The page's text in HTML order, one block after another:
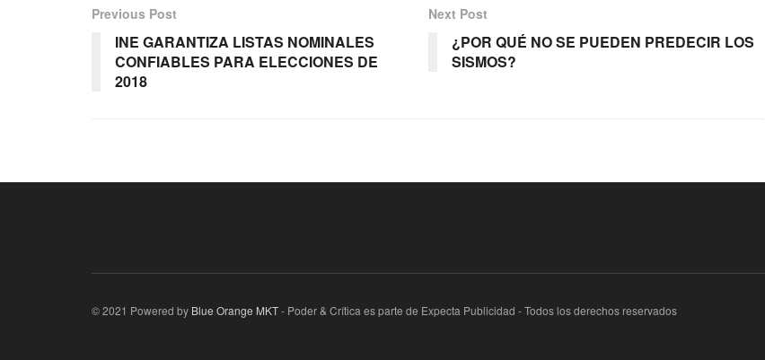
Previous Post
INE GARANTIZA LISTAS NOMINALES
CONFIABLES PARA ELECCIONES DE
2018
Next Post
¿POR QUÉ NO SE PUEDEN PREDECIR LOS
SISMOS?
© 2021 Powered by Blue Orange MKT- Poder & Crítica es parte de Expecta Publicidad - Todos los derechos reservados